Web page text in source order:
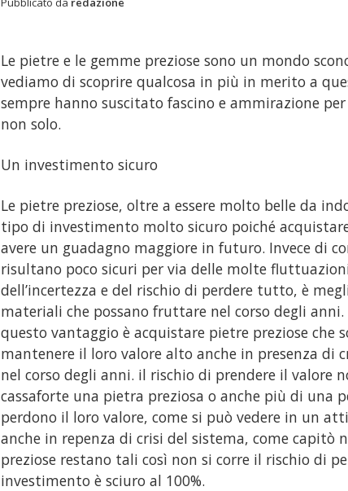
Le pietre e le gemme preziose sono un mondo
vediamo di scoprire qualcosa in più in merito a
sempre hanno suscitato fascino e ammirazione
non solo.
Un investimento sicuro
Le pietre preziose, oltre a essere molto belle da
tipo di investimento molto sicuro poiché
avere un guadagno maggiore in futuro. Invece di
risultano poco sicuri per via delle molte
dell’incertezza e del rischio di perdere tutto, è
materiali che possano fruttare nel corso degli
questo vantaggio è acquistare pietre preziose che
mantenere il loro valore alto anche in presenza di
nel corso degli anni. il rischio di prendere il valore
cassaforte una pietra preziosa o anche più di una
perdono il loro valore, come si può vedere in un
anche in repenza di crisi del sistema, come capitò
preziose restano tali così non si corre il rischio di
investimento è sciuro al 100%.